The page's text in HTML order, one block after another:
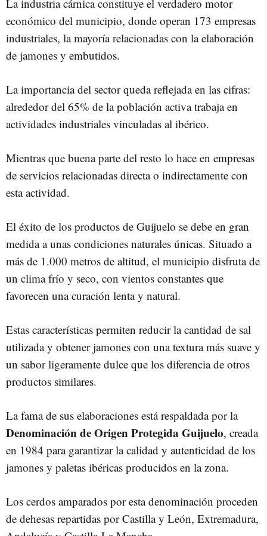
La industria cárnica constituye el verdadero motor
económico del municipio, donde operan 173 empresas
industriales, la mayoría relacionadas con la elaboración
de jamones y embutidos.
La importancia del sector queda reflejada en las cifras:
alrededor del 65% de la población activa trabaja en
actividades industriales vinculadas al ibérico.
Mientras que buena parte del resto lo hace en empresas
de servicios relacionadas directa o indirectamente con
esta actividad.
El éxito de los productos de Guijuelo se debe en gran
medida a unas condiciones naturales únicas. Situado a
más de 1.000 metros de altitud, el municipio disfruta de
un clima frío y seco, con vientos constantes que
favorecen una curación lenta y natural.
Estas características permiten reducir la cantidad de sal
utilizada y obtener jamones con una textura más suave y
un sabor ligeramente dulce que los diferencia de otros
productos similares.
La fama de sus elaboraciones está respaldada por la
Denominación de Origen Protegida Guijuelo, creada
en 1984 para garantizar la calidad y autenticidad de los
jamones y paletas ibéricas producidos en la zona.
Los cerdos amparados por esta denominación proceden
de dehesas repartidas por Castilla y León, Extremadura,